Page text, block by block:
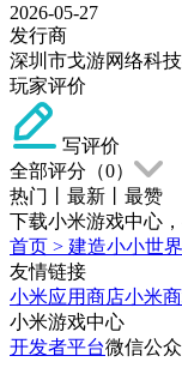
2026-05-27
发行商
深圳市戈游网络科
玩家评价
写评价
全部评分（0）
热门
最新
最赞
下载小米游戏中心，
首页 > 建造小小世界
友情链接
小米应用商店小米
小米游戏中心
开发者平台微信公